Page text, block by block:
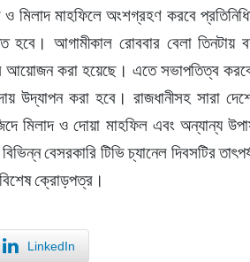
মিলাদ মাহফিলে অংশগ্রহণ করবে
হবে। আগামীকাল রোববার বেলা তিনটায়
করা হয়েছে। এতে সভাপতিত্ব করবেন
ভাষণের রেকর্ড
মিলাদ ও দোয়া মাহফিল এবং অন্যান্য
বেসরকারি টিভি চ্যানেল দিবসটির
ক্রোড়পত্র।
LinkedIn